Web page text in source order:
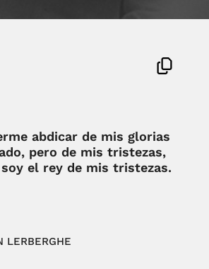
abdicar de mis glorias
pero de mis tristezas,
el rey de mis tristezas.
LERBERGHE